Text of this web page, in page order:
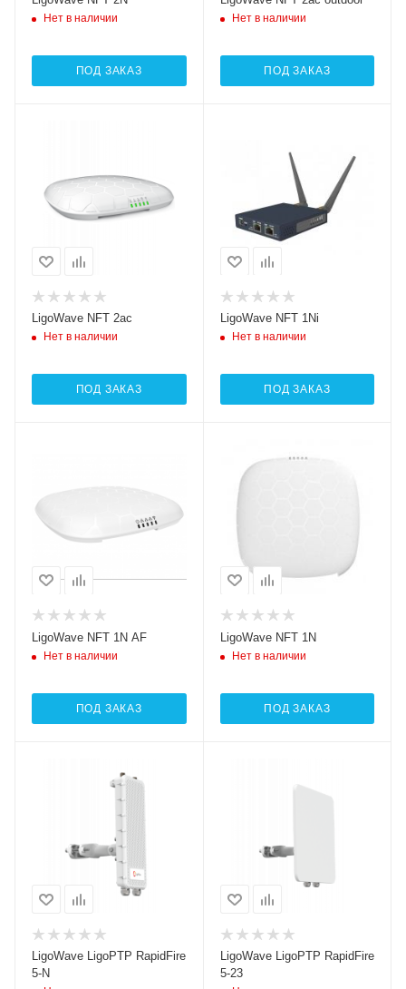
Нет в наличии
ПОД ЗАКАЗ
Нет в наличии
ПОД ЗАКАЗ
LigoWave NFT 2ac
Нет в наличии
ПОД ЗАКАЗ
LigoWave NFT 1Ni
Нет в наличии
ПОД ЗАКАЗ
LigoWave NFT 1N AF
Нет в наличии
ПОД ЗАКАЗ
2.4 ГГц 802.11b/g/n
MIMO2x2
LigoWave NFT 1N
Нет в наличии
ПОД ЗАКАЗ
LigoWave LigoPTP RapidFire
5-N
LigoWave LigoPTP RapidFire
5-23